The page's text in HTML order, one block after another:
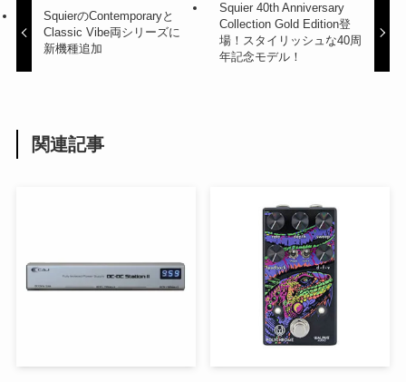
SquierのContemporaryと
Classic Vibe両シリーズに
新機種追加
Squier 40th Anniversary
Collection Gold Edition登
場！スタイリッシュな40周
年記念モデル！
関連記事